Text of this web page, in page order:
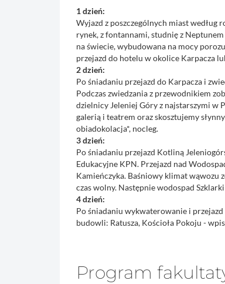
1 dzień:
Wyjazd z poszczególnych miast według
rynek, z fontannami, studnię z
na świecie, wybudowana na mocy
przejazd do hotelu w okolice Karpacza
2 dzień:
Po śniadaniu przejazd do Karpacza i
Podczas zwiedzania z przewodnikiem
dzielnicy Jeleniej Góry z najstarszymi w
galerią i teatrem oraz skosztujemy
obiadokolacja*, nocleg.
3 dzień:
Po śniadaniu przejazd Kotliną
Edukacyjne KPN. Przejazd nad
Kamieńczyka. Baśniowy klimat wąwozu
czas wolny. Następnie wodospad
4 dzień:
Po śniadaniu wykwaterowanie i przejazd
budowli: Ratusza, Kościoła Pokoju -
Program